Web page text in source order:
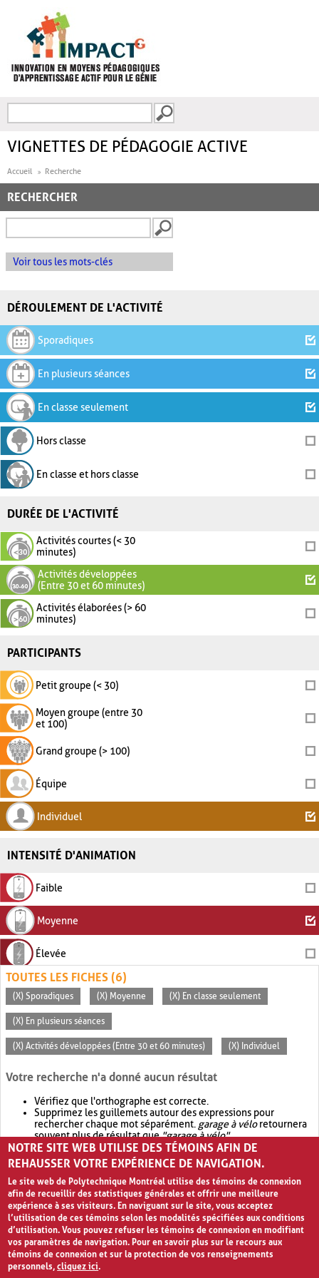
FORMULAIRE DE
VIGNETTES DE PÉDAGOGIE ACTIVE
Accueil Recherche
RECHERCHER
Voir tous les mots-clés
DÉROULEMENT DE L'ACTIVITÉ
Sporadiques
En plusieurs séances
En classe seulement
Hors classe
En classe et hors classe
DURÉE DE L'ACTIVITÉ
Activités courtes (< 30
minutes)
Activités développées
(Entre 30 et 60 minutes)
Activités élaborées (> 60
minutes)
PARTICIPANTS
Petit groupe (< 30)
Moyen groupe (entre 30
et 100)
Grand groupe (> 100)
Équipe
Individuel
INTENSITÉ D'ANIMATION
Faible
Moyenne
Élevée
TOUTES LES FICHES (6)
(X) Sporadiques (X) Moyenne (X) En classe seulement
(X) En plusieurs séances
(X) Activités développées (Entre 30 et 60 minutes) (X) Individuel
Votre recherche n'a donné aucun résultat
Vérifiez que l'orthographe est correcte.
Supprimez les guillemets autour des expressions pour
rechercher chaque mot séparément. garage à véloretournera
souvent plus de résultat que"garage à vélo".
Envisagez d'élargir votre recherche avec OR.garage OR vélo
retournera souvent plus de résultat quegarage à vélo
NOTRE SITE WEB UTILISE DES TÉMOINS AFIN DE
REHAUSSER VOTRE EXPÉRIENCE DE NAVIGATION.
Le site web de Polytechnique Montréal utilise des témoins de connexion
afin de recueillir des statistiques générales et offrir une meilleure
expérience à ses visiteurs. En naviguant sur le site, vous acceptez
l’utilisation de ces témoins selon les modalités spécifiées aux conditions
d’utilisation. Vous pouvez refuser les témoins de connexion en modifiant
vos paramètres de navigation. Pour en savoir plus sur le recours aux
témoins de connexion et sur la protection de vos renseignements
personnels,cliquez ici.